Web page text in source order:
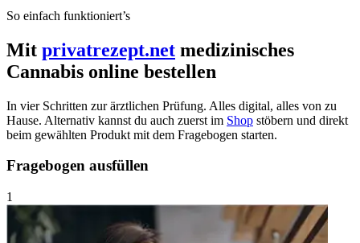
So einfach funktioniert’s
Mit privatrezept.net medizinisches
Cannabis online bestellen
In vier Schritten zur ärztlichen Prüfung. Alles digital, alles von zu
Hause. Alternativ kannst du auch zuerst im Shop stöbern und direkt
beim gewählten Produkt mit dem Fragebogen starten.
Fragebogen ausfüllen
1